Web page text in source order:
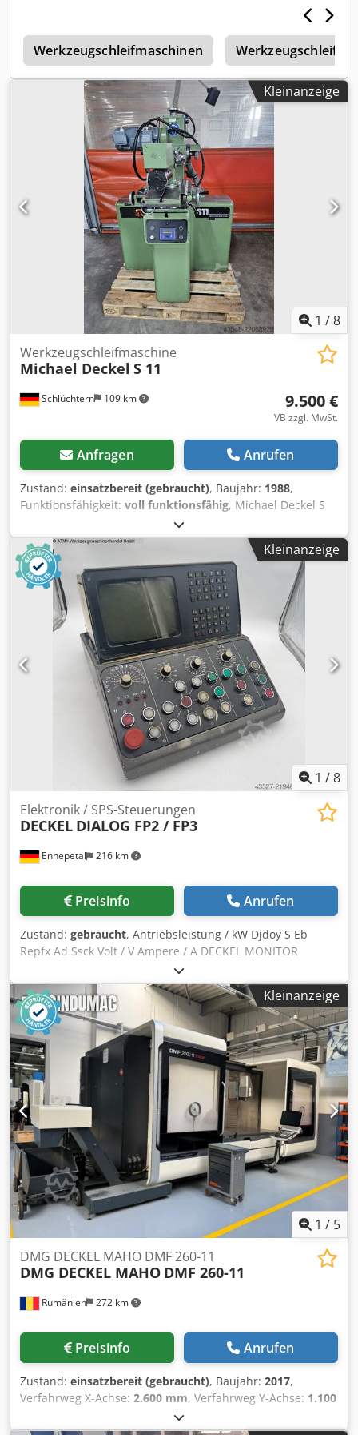
Werkzeugschleifmaschinen
Kleinanzeige
1 /8
Schlüchtern 109 km
Werkzeugschleifmaschine
Michael Deckel S 11
9.500 €
VB zzgl. MwSt.
Anfragen Anrufen
Zustand: einsatzbereit (gebraucht), Baujahr: 1988,
Funktionsfähigkeit: voll funktionsfähig, Michael Deckel S
11 Werkzeugschleifmaschine. Maschine funktioniert ,
guter Zustand. Zubehör : Schleifscheibenaufnahmen ,
Spannzangen , Bedienungsanleitungen. Dcedpfxjzbt Aaj
Ad Sek
Kleinanzeige
1 /8
Ennepetal 216 km
Elektronik / SPS-Steuerungen
DECKEL DIALOG FP2 / FP3
Preisinfo Anrufen
Zustand: gebraucht, Antriebsleistung / kW Djdoy S Eb
Repfx Ad Ssck Volt / V Ampere / A DECKEL MONITOR
Kleinanzeige
1 / 5
Rumänien 272 km
DMG DECKEL MAHO DMF 260-11
DMG DECKEL MAHO DMF 260-11
Preisinfo Anrufen
Zustand: einsatzbereit (gebraucht), Baujahr: 2017,
Verfahrweg X-Achse: 2.600 mm, Verfahrweg Y-Achse: 1.100
900 mm
SIEMENS, Steuerungsmodell:840D sl, Spindeldrehzahl